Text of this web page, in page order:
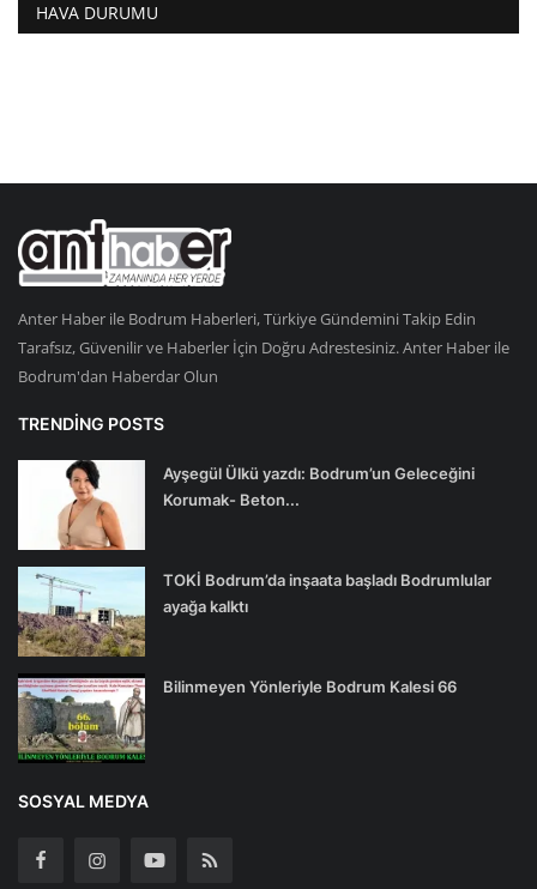
HAVA DURUMU
Anter Haber ile Bodrum Haberleri, Türkiye Gündemini Takip Edin
Tarafsız, Güvenilir ve Haberler İçin Doğru Adrestesiniz. Anter Haber ile
Bodrum'dan Haberdar Olun
TRENDING POSTS
Ayşegül Ülkü yazdı: Bodrum’un Geleceğini
Korumak- Beton...
TOKİ Bodrum’da inşaata başladı Bodrumlular
ayağa kalktı
Bilinmeyen Yönleriyle Bodrum Kalesi 66
SOSYAL MEDYA